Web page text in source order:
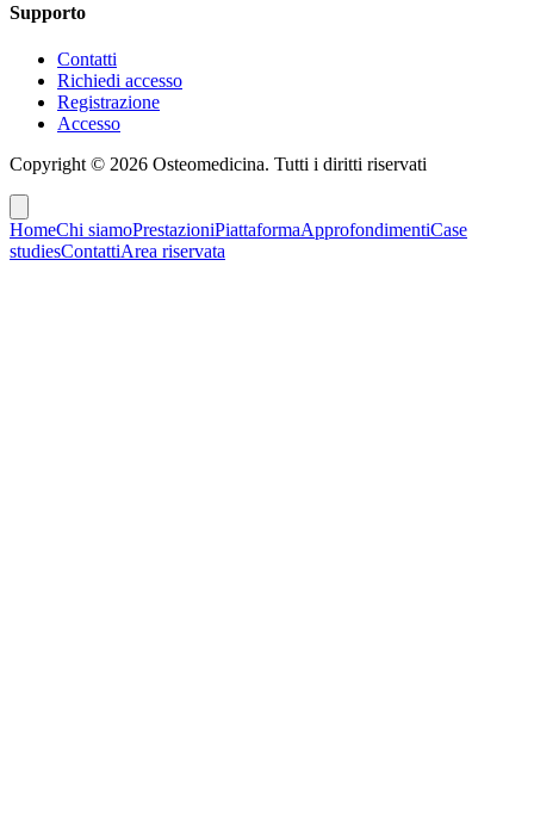
Supporto
Contatti
Richiedi accesso
Registrazione
Accesso
Copyright © 2026 Osteomedicina. Tutti i diritti riservati
HomeChi siamoPrestazioniPiattaformaApprofondimentiCase
studiesContattiArea riservata